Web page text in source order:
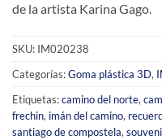
de la artista Karina Gago.
SKU: IM020238
Categorías:Goma plástica 3D,
Etiquetas:camino del norte,
frechin, imán del camino,
santiago de compostela,